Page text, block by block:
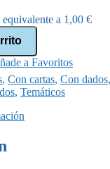
€.
es:
53,95
a 1,00 €
a Favoritos
, Con cartas, Con dados,
, Temáticos